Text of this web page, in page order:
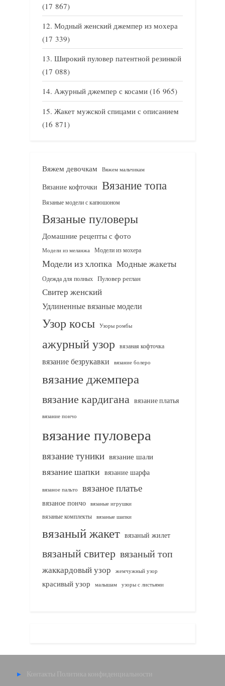
(17 867)
Модный женский джемпер из мохера
(17 339)
Широкий пуловер патентной резинкой
(17 088)
Ажурный джемпер с косами (16 965)
Жакет мужской спицами с описанием
(16 871)
Вяжем девочкам Вяжем мальчикам
Вязание кофточки Вязание топа
Вязаные модели с капюшоном
Вязаные пуловеры
Домашние рецепты с фото
Модели из меланжа Модели из мохера
Модели из хлопка Модные жакеты
Одежда для полных Пуловер реглан
Свитер женский
Удлиненные вязаные модели
Узор косы Узоры ромбы
ажурный узор вязаная кофточка
вязание безрукавки вязание болеро
вязание джемпера
вязание кардигана вязание платья
вязание пончо
вязание пуловера
вязание туники вязание шали
вязание шапки вязание шарфа
вязаное пальто вязаное платье
вязаное пончо вязаные игрушки
вязаные комплекты
вязаные шапки
вязаный жакет вязаный жилет
вязаный свитер вязаный топ
жаккардовый узор жемчужный узор
красивый узор малышам узоры с листьями
Контакты Политика конфиденциальности